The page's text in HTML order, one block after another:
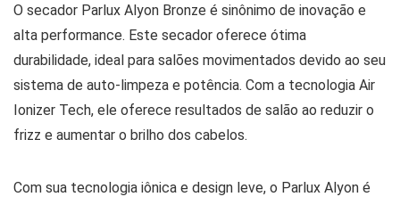
O secador Parlux Alyon Bronze é sinônimo de inovação e
alta performance. Este secador oferece ótima
durabilidade, ideal para salões movimentados devido ao seu
sistema de auto-limpeza e potência. Com a tecnologia Air
Ionizer Tech, ele oferece resultados de salão ao reduzir o
frizz e aumentar o brilho dos cabelos.
Com sua tecnologia iônica e design leve, o Parlux Alyon é